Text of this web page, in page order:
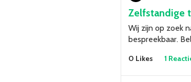
Zelfstandige
Wij zijn op zoek
bespreekbaar.
0 Likes 1